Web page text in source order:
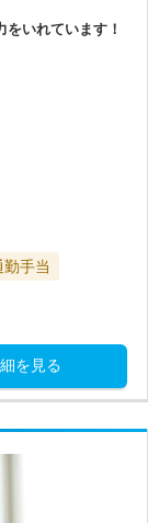
いれています！
勤手当
を見る